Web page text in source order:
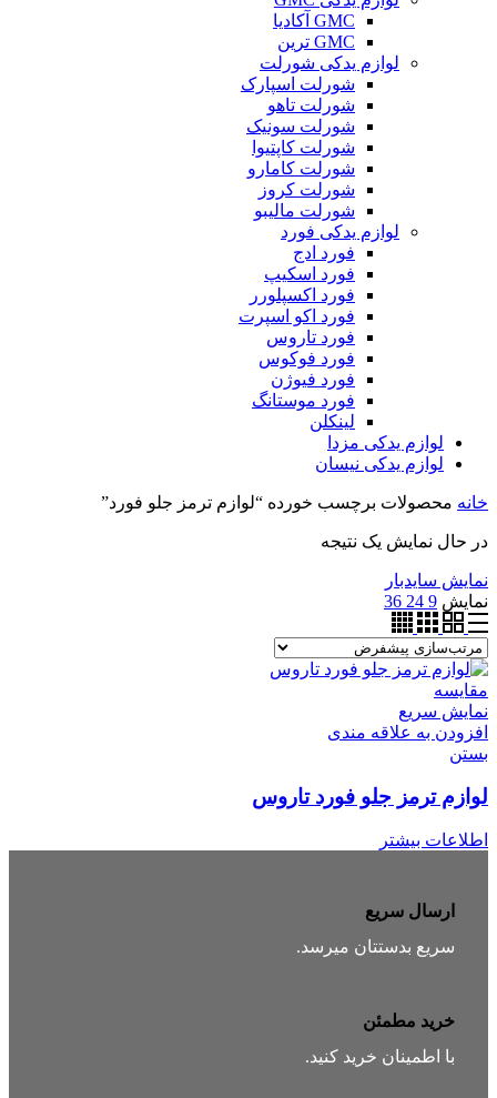
GMC آکادیا
GMC ترین
لوازم یدکی شورلت
شورلت اسپارک
شورلت تاهو
شورلت سونیک
شورلت کاپتیوا
شورلت کامارو
شورلت کروز
شورلت مالیبو
لوازم یدکی فورد
فورد ادج
فورد اسکیپ
فورد اکسپلورر
فورد اکو اسپرت
فورد تاروس
فورد فوکوس
فورد فیوژن
فورد موستانگ
لینکلن
لوازم یدکی مزدا
لوازم یدکی نیسان
خانه محصولات برچسب خورده “لوازم ترمز جلو فورد”
در حال نمایش یک نتیجه
نمایش سایدبار
نمایش 9
24
36
مقایسه
نمایش سریع
افزودن به علاقه مندی
بستن
لوازم ترمز جلو فورد تاروس
اطلاعات بیشتر
ارسال سریع
سریع بدستتان میرسد.
خرید مطمئن
با اطمینان خرید کنید.